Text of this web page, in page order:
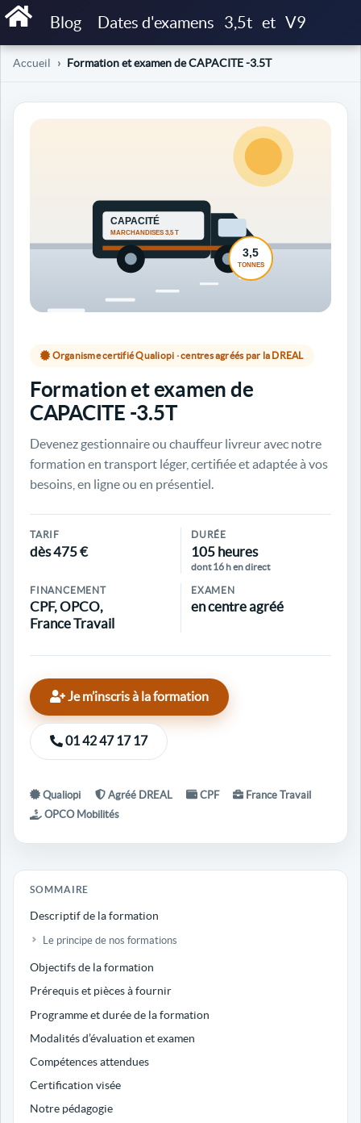
Blog Dates d'examens 3,5t et V9
Accueil Formation et examen de CAPACITE -3.5T
Organisme certifié Qualiopi · centres agréés par la DREAL
Formation et examen de
CAPACITE -3.5T
Devenez gestionnaire ou chauffeur livreur avec notre
formation en transport léger, certifiée et adaptée à vos
besoins, en ligne ou en présentiel.
TARIF
dès 475 €
DURÉE
105 heures
dont 16 h en direct
FINANCEMENT
CPF, OPCO,
France Travail
EXAMEN
en centre agréé
Je m’inscris à la formation
01 42 47 17 17
Qualiopi Agréé DREAL CPF
France Travail
OPCO Mobilités
SOMMAIRE
Descriptif de la formation
Le principe de nos formations
Objectifs de la formation
Prérequis et pièces à fournir
Programme et durée de la formation
Modalités d’évaluation et examen
Compétences attendues
Certification visée
Notre pédagogie